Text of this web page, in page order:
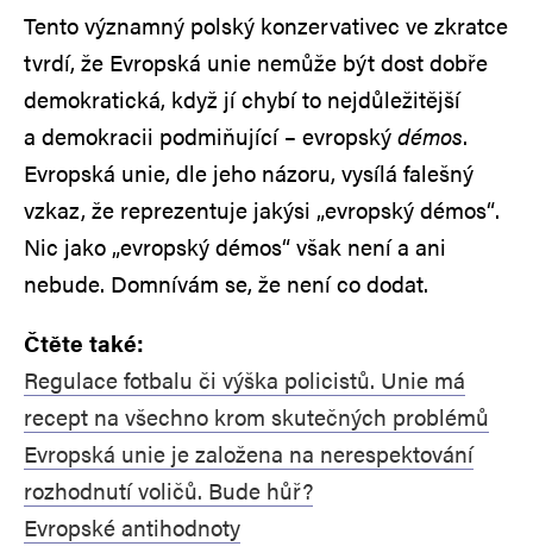
Tento významný polský konzervativec ve zkratce
tvrdí, že Evropská unie nemůže být dost dobře
demokratická, když jí chybí to nejdůležitější
a demokracii podmiňující – evropskýdémos.
Evropská unie, dle jeho názoru, vysílá falešný
vzkaz, že reprezentuje jakýsi „evropský démos“.
Nic jako „evropský démos“ však není a ani
nebude. Domnívám se, že není co dodat.
Čtěte také:
Regulace fotbalu či výška policistů. Unie má
recept na všechno krom skutečných problémů
Evropská unie je založena na nerespektování
rozhodnutí voličů. Bude hůř?
Evropské antihodnoty